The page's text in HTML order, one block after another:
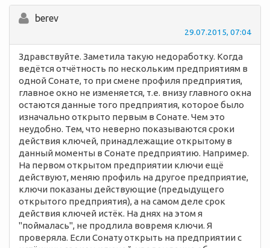
berev
29.07.2015, 07:04
Здравствуйте. Заметила такую недоработку. Когда
ведётся отчётность по нескольким предприятиям в
одной Сонате, то при смене профиля предприятия,
главное окно не изменяется, т.е. внизу главного окна
остаются данные того предприятия, которое было
изначально открыто первым в Сонате. Чем это
неудобно. Тем, что неверно показываются сроки
действия ключей, принадлежащие открытому в
данный моменты в Сонате предприятию. Например.
На первом открытом предприятии ключи ещё
действуют, меняю профиль на другое предприятие,
ключи показаны действующие (предыдущего
открытого предприятия), а на самом деле срок
действия ключей истёк. На днях на этом я
"поймалась", не продлила вовремя ключи. Я
проверяла. Если Сонату открыть на предприятии с